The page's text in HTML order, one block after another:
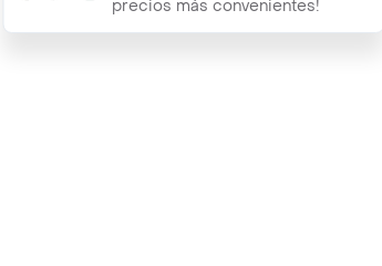
precios más convenientes!
1001 trucos publicitarios luc dupon